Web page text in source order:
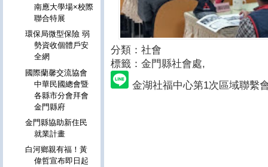
分類：社會
標籤：金門縣社會處,
金湖社福中心第1次區域聯繫
南應大學場×校際
聯合特展
環保局微型保險 弱
勢資收個體戶安
全網
國際蘭馨交流協會
中華民國總會暨
各縣市分會拜會
金門縣府
金門縣協助新住民
就業計畫
白河鄉親有福！黃
偉哲宣布即日起